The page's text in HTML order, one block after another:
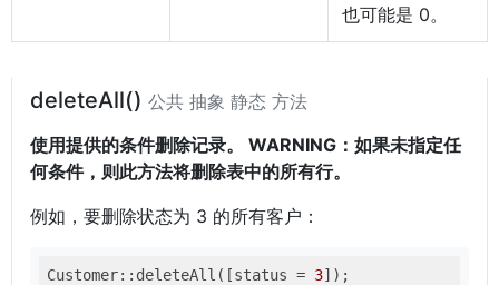
也可能是 0。
deleteAll() 公共 抽象 静态 方法
使用提供的条件删除记录。 WARNING：如果未指定任
何条件，则此方法将删除表中的所有行。
例如，要删除状态为 3 的所有客户：
Customer::deleteAll([status = 3